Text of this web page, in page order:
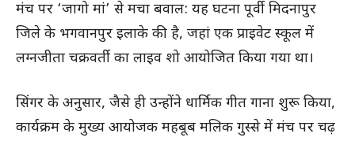
मंच पर ‘जागो मां’ से मचा बवाल: यह घटना पूर्वी मिदनापुर
जिले के भगवानपुर इलाके की है, जहां एक प्राइवेट स्कूल में
लग्नजीता चक्रवर्ती का लाइव शो आयोजित किया गया था।
सिंगर के अनुसार, जैसे ही उन्होंने धार्मिक गीत गाना शुरू किया,
कार्यक्रम के मुख्य आयोजक महबूब मलिक गुस्से में मंच पर चढ़